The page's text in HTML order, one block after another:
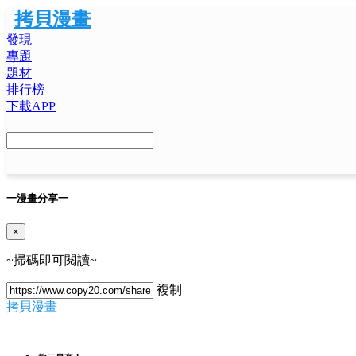
拷貝漫畫
發現
專題
題材
排行榜
下載APP
一漫畫分享一
×
~掃碼即可閱讀~
複制
拷貝漫畫